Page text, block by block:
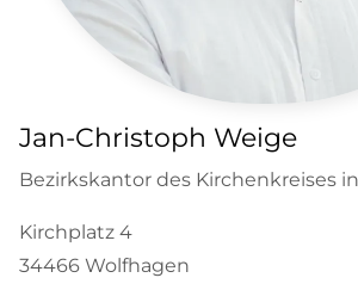
Jan-Christoph Weige
Bezirkskantor des Kirchenkreises
Kirchplatz 4
34466 Wolfhagen